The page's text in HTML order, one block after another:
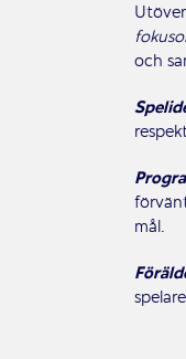
och
mål.